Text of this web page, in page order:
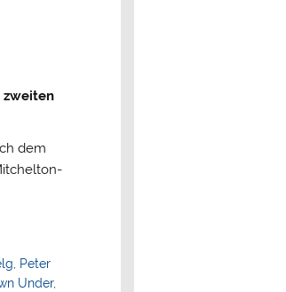
zweiten
dem
, Peter
Under,